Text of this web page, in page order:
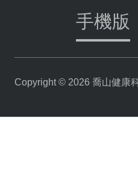
手機版
Copyright © 2026 喬山健康